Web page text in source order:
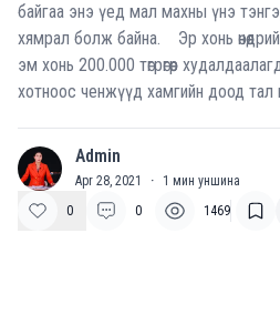
байгаа энэ үед мал махны үнэ
хямрал болж байна. Эр хонь
эм хонь 200.000 төгрөгөөр
хотноос ченжүүд хамгийн доод тал нь
A Admin
Apr 28, 2021 · 1 мин уншина
0
0 1469